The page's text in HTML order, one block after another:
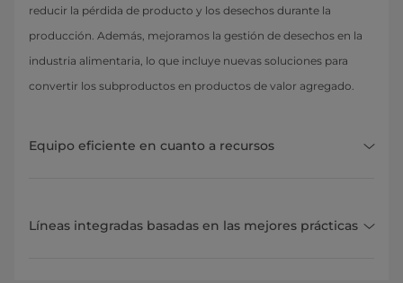
reducir la pérdida de producto y los desechos durante la
producción. Además, mejoramos la gestión de desechos en la
industria alimentaria, lo que incluye nuevas soluciones para
convertir los subproductos en productos de valor agregado.
Equipo eficiente en cuanto a recursos
Líneas integradas basadas en las mejores prácticas